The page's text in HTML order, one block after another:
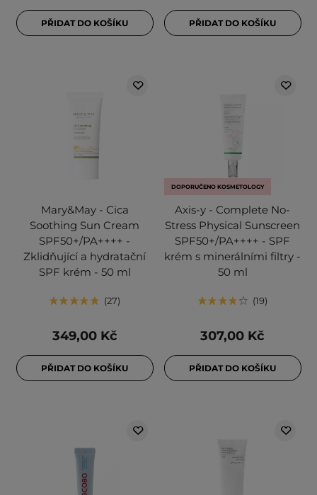
PŘIDAT DO KOŠÍKU PŘIDAT DO KOŠÍKU
Mary&May - Cica
Soothing Sun Cream
SPF50+/PA++++ -
Zklidňující a hydratační
SPF krém - 50 ml
27
349,00 Kč
PŘIDAT DO KOŠÍKU
DOPORUČENO KOSMETOLOGY
Axis-y - Complete No-
Stress Physical Sunscreen
SPF50+/PA++++ - SPF
krém s minerálními filtry -
50 ml
19
307,00 Kč
PŘIDAT DO KOŠÍKU